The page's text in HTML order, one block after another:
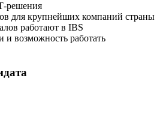
решения
для крупнейших компаний страны
работают в IBS
и возможность работать